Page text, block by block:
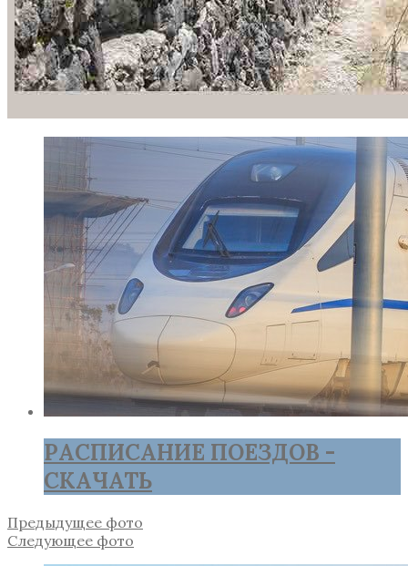
РАСПИСАНИЕ ПОЕЗДОВ -
СКАЧАТЬ
Предыдущее фото
Следующее фото